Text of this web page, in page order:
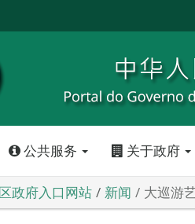
公共服务 关于政府
政府入口网站 新闻 大巡游